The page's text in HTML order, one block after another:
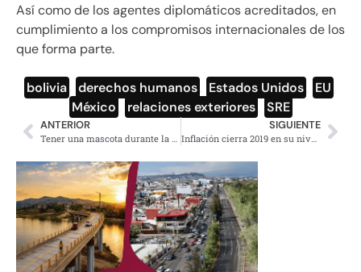
Así como de los agentes diplomáticos acreditados, en
cumplimiento a los compromisos internacionales de los
que forma parte.
bolivia derechos humanos Estados Unidos EU
México
relaciones exteriores SRE
ANTERIOR
Tener una mascota durante la niñez disminuye riesgo de esquizofrenia
SIGUIENTE
Inflación cierra 2019 en su nivel más bajo en 32 años